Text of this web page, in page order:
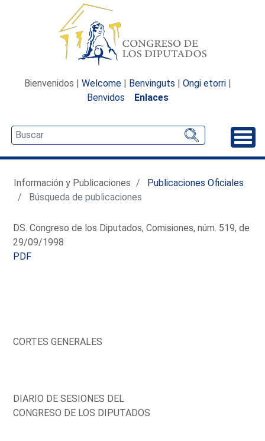
Bienvenidos | Welcome | Benvinguts | Ongi etorri |
Benvidos
Enlaces
Información y Publicaciones
Publicaciones Oficiales
Búsqueda de publicaciones
DS. Congreso de los Diputados, Comisiones, núm. 519, de
29/09/1998
PDF
CORTES GENERALES
DIARIO DE SESIONES DEL
CONGRESO DE LOS DIPUTADOS